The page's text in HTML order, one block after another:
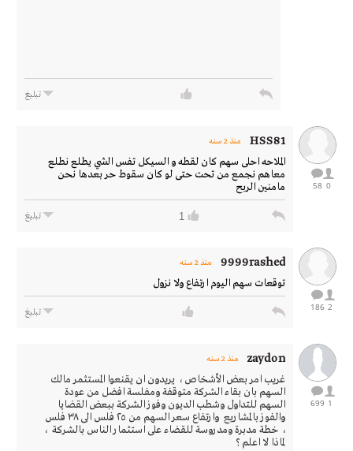
تبليغ
0
58
HSS81 منذ 2 سنه
الملاحه احلى سهم كان لقطه و السيكل تفس الشي يطلع نطلع
معاهم نجمع من تحت حتى لو كان سقوط حر بعدها نحن
مامنين الربح
1 تبليغ
2
186
9999rashed منذ 2 سنه
توقعات سهم اليوم ارتفاع ولا نزول
تبليغ
1
699
zaydon منذ 2 سنه
غريب امر بعض الأشخاص ، يريدون ان يقنعوا المستثمر مالك
السهم بان بقاء الشركة متوقفة ومفلسة افضل من عودة
السهم للتداول وشطب الديون وفوز الشركة ببعض القضايا
والفوز بالمشاريع وارتفاع سعر السهم من ٢٥ فلس الى ٣٨ فلس
، خطة مدبرة ومدروسة للقضاء على استثمار الناس بالشركة ،
لماذا لا اعلم ؟